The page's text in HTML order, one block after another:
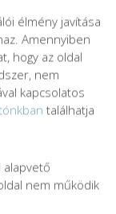
élmény javítása
Amennyiben
hogy az oldal
nem
kapcsolatos
találhatja
alapvető
nem működik